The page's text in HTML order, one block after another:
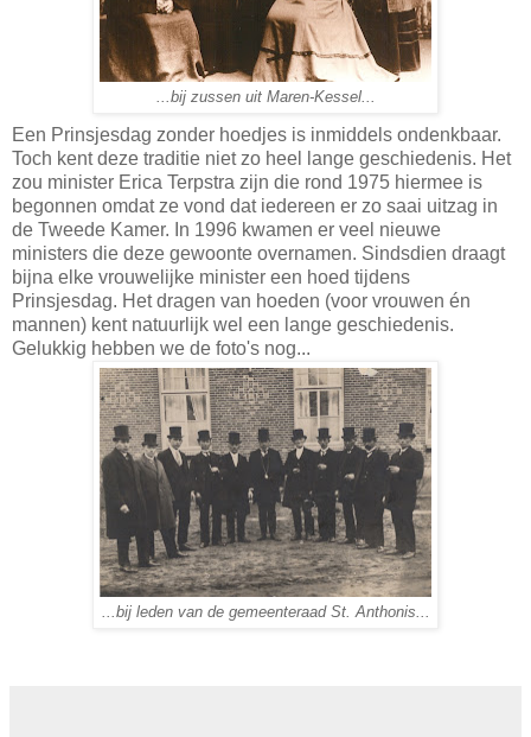
...bij zussen uit Maren-Kessel...
Een Prinsjesdag zonder hoedjes is inmiddels ondenkbaar.
Toch kent deze traditie niet zo heel lange geschiedenis. Het
zou minister Erica Terpstra zijn die rond 1975 hiermee is
begonnen omdat ze vond dat iedereen er zo saai uitzag in
de Tweede Kamer. In 1996 kwamen er veel nieuwe
ministers die deze gewoonte overnamen. Sindsdien draagt
bijna elke vrouwelijke minister een hoed tijdens
Prinsjesdag. Het dragen van hoeden (voor vrouwen én
mannen) kent natuurlijk wel een lange geschiedenis.
Gelukkig hebben we de foto's nog...
...bij leden van de gemeenteraad St. Anthonis...